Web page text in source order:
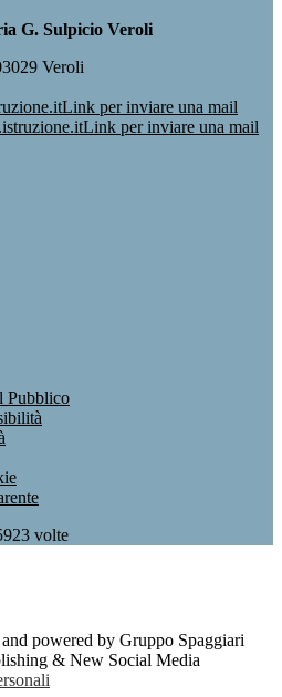
G. Sulpicio Veroli
Veroli
Link per inviare una mail
Link per inviare una mail
Pubblico
volte
powered by Gruppo Spaggiari
& New Social Media